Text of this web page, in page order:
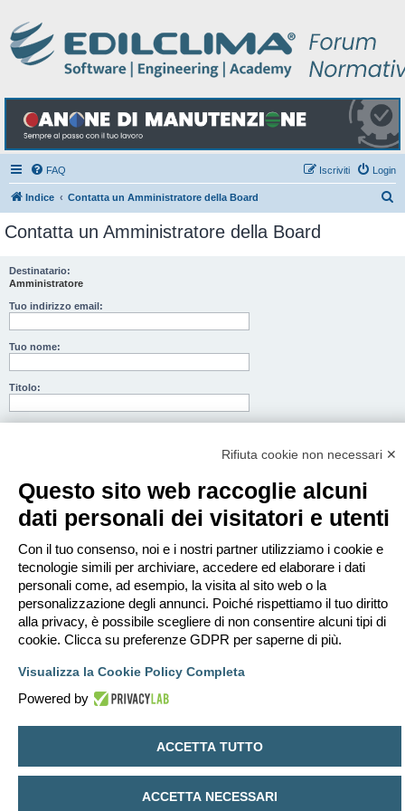
FAQ Login
Iscriviti
Indice Contatta un Amministratore della Board
Contatta un Amministratore della Board
Destinatario:
Amministratore
Tuo indirizzo email:
Tuo nome:
Titolo:
BBCode. L’indirizzo di risposta sarà il tuo indirizzo email.
Cancella cookie
Contattaci
Creato daphpBB® Forum Software © phpBB Limited
Traduzione ItalianaphpBB-Italia.it
Rifiuta cookie non necessari ✕
Questo sito web raccoglie alcuni
dati personali dei visitatori e utenti
Con il tuo consenso, noi e i nostri partner utilizziamo i cookie e
tecnologie simili per archiviare, accedere ed elaborare i dati
personali come, ad esempio, la visita al sito web o la
personalizzazione degli annunci. Poiché rispettiamo il tuo diritto
alla privacy, è possibile scegliere di non consentire alcuni tipi di
cookie. Clicca su preferenze GDPR per saperne di più.
Visualizza la Cookie Policy Completa
Powered by
ACCETTA TUTTO
ACCETTA NECESSARI